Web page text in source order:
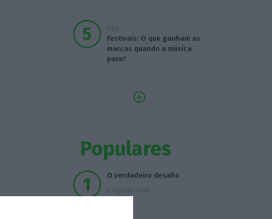
7:02
Festivais: O que ganham as
marcas quando a música
para?
Populares
O verdadeiro desafio
5 Agosto 2026